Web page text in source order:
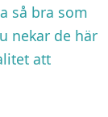
så bra som
nekar de här
att